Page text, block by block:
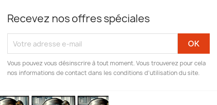
Recevez nos offres spéciales
Vous pouvez vous désinscrire à tout moment. Vous trouverez pour cela
nos informations de contact dans les conditions d'utilisation du site.